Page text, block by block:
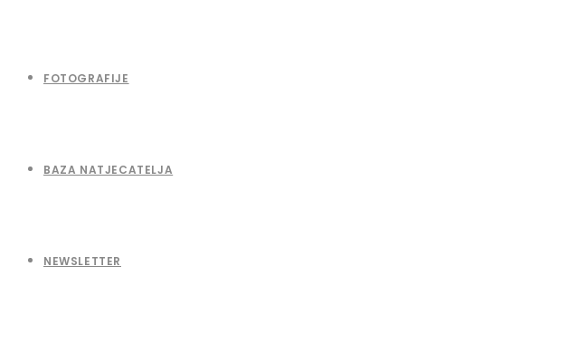
FOTOGRAFIJE
BAZA NATJECATELJA
NEWSLETTER